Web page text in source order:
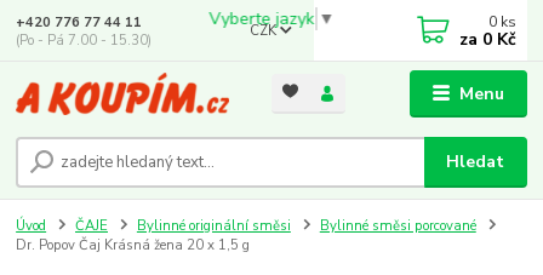
Vyberte jazyk ▼
Menu
CZK
Hledat
+420 776 77 44 11
(Po - Pá 7.00 - 15.30)
0 ks
za 0 Kč
Úvod ČAJE Bylinné originální směsi
Bylinné směsi porcované
Dr. Popov Čaj Krásná žena 20 x 1,5 g